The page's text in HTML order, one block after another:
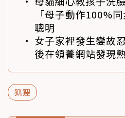
「母子動作100%
聰明
女子家裡發生變故
後在領養網站發現
狐狸